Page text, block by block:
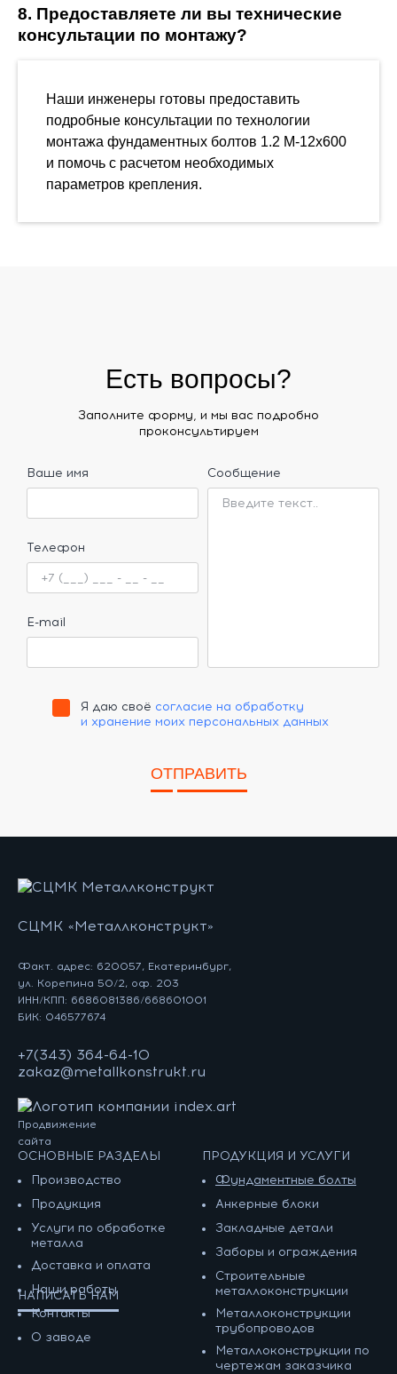
8. Предоставляете ли вы технические
консультации по монтажу?
Наши инженеры готовы предоставить
подробные консультации по технологии
монтажа фундаментных болтов 1.2 М-12х600
и помочь с расчетом необходимых
параметров крепления.
Есть вопросы?
Заполните форму, и мы вас подробно
проконсультируем
Ваше имя
Телефон
E-mail
Сообщение
Я даю своё согласие на обработку
и хранение моих персональных данных
ОТПРАВИТЬ
СЦМК «Металлконструкт»
Факт. адрес: 620057, Екатеринбург,
ул. Корепина 50/2, оф. 203
ИНН/КПП: 6686081386/668601001
БИК: 046577674
+7(343) 364-64-10
zakaz@metallkonstrukt.ru
Продвижение
сайта
ОСНОВНЫЕ РАЗДЕЛЫ
Производство
Продукция
Услуги по обработке
металла
Доставка и оплата
Наши работы
Контакты
О заводе
ПРОДУКЦИЯ И УСЛУГИ
Фундаментные болты
Анкерные блоки
Закладные детали
Заборы и ограждения
Строительные
металлоконструкции
Металлоконструкции
трубопроводов
Металлоконструкции по
чертежам заказчика
НАПИСАТЬ НАМ